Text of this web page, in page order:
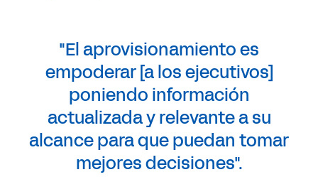
"El aprovisionamiento es
empoderar [a los ejecutivos]
poniendo información
actualizada y relevante a su
alcance para que puedan tomar
mejores decisiones".